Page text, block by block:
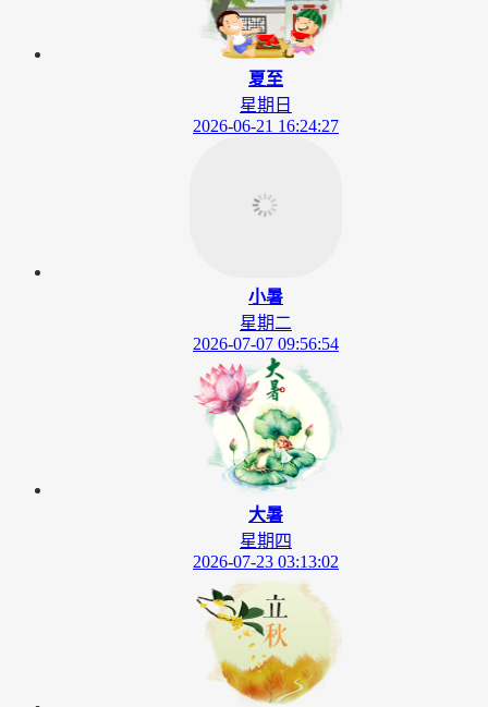
夏至
星期日
2026-06-21 16:24:27
小暑
星期二
2026-07-07 09:56:54
大暑
星期四
2026-07-23 03:13:02